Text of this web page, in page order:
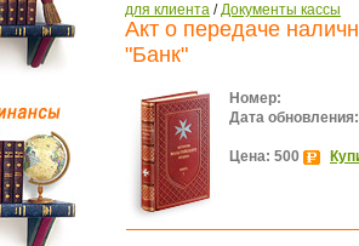
для клиента /Документы кассы
Акт о передаче
"Банк"
Номер:
Дата обновления:
Цена: 500